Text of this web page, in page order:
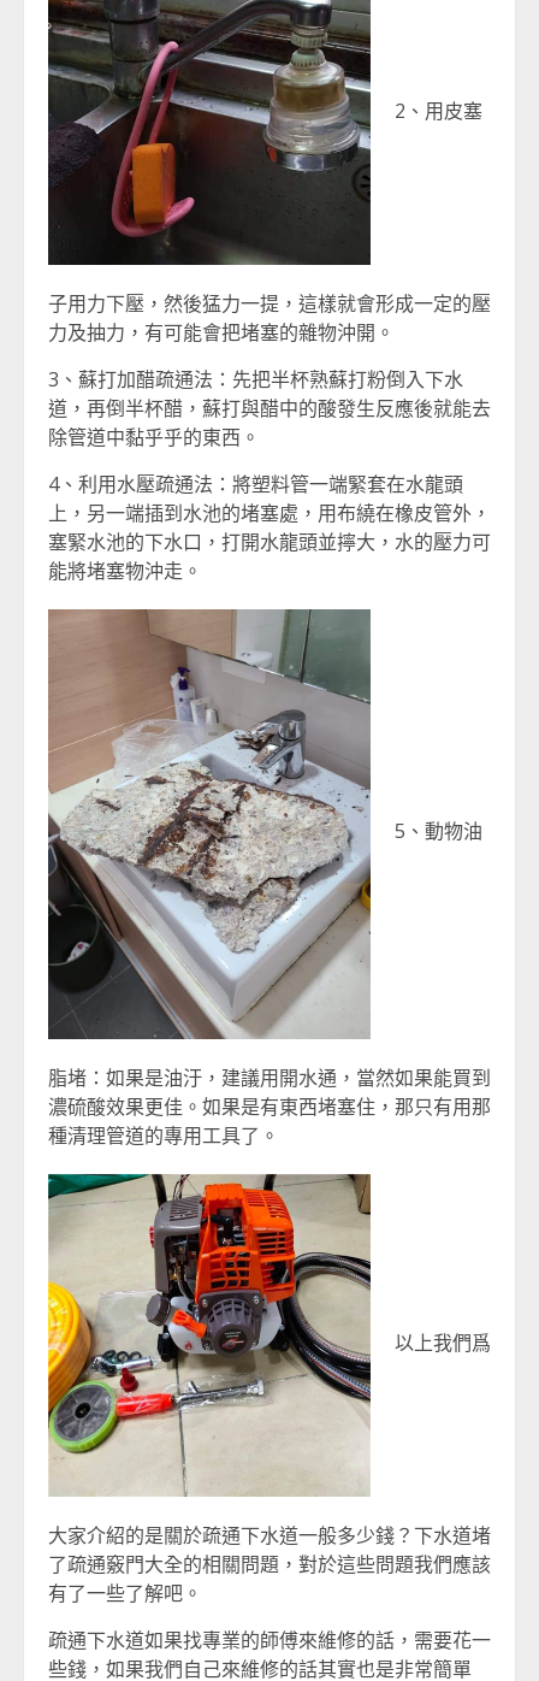
2、用皮塞
子用力下壓，然後猛力一提，這樣就會形成一定的壓
力及抽力，有可能會把堵塞的雜物沖開。
3、蘇打加醋疏通法：先把半杯熟蘇打粉倒入下水
道，再倒半杯醋，蘇打與醋中的酸發生反應後就能去
除管道中黏乎乎的東西。
4、利用水壓疏通法：將塑料管一端緊套在水龍頭
上，另一端插到水池的堵塞處，用布繞在橡皮管外，
塞緊水池的下水口，打開水龍頭並擰大，水的壓力可
能將堵塞物沖走。
5、動物油
脂堵：如果是油汙，建議用開水通，當然如果能買到
濃硫酸效果更佳。如果是有東西堵塞住，那只有用那
種清理管道的專用工具了。
以上我們爲
大家介紹的是關於疏通下水道一般多少錢？下水道堵
了疏通竅門大全的相關問題，對於這些問題我們應該
有了一些了解吧。
疏通下水道如果找專業的師傅來維修的話，需要花一
些錢，如果我們自己來維修的話其實也是非常簡單